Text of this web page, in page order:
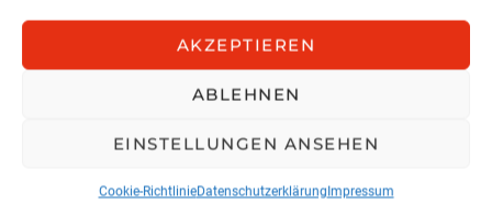
AKZEPTIEREN
ABLEHNEN
EINSTELLUNGEN ANSEHEN
Cookie-RichtlinieDatenschutzerklärungImpressum
Hinter den Kulissen der
aktiver Fondsmanager